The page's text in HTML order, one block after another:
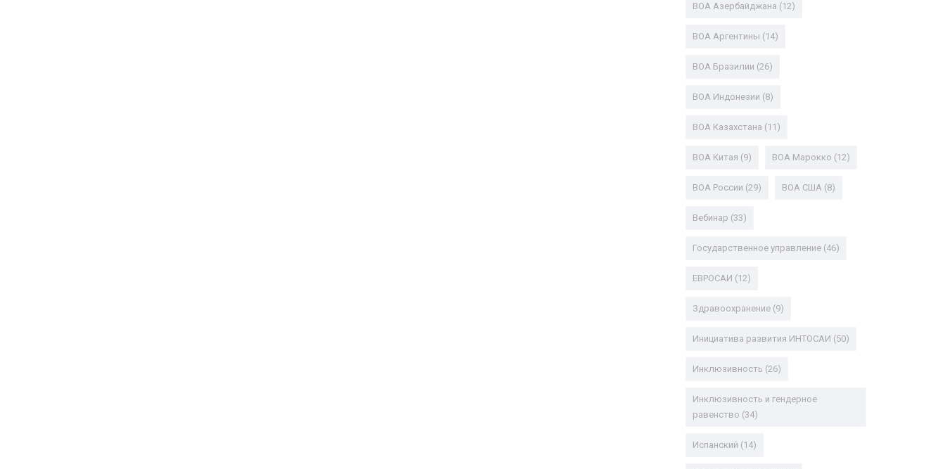
ВОА Азербайджана (12)
ВОА Аргентины (14)
ВОА Бразилии (26)
ВОА Индонезии (8)
ВОА Казахстана (11)
ВОА Китая (9) ВОА Марокко (12)
ВОА России (29) ВОА США (8)
Вебинар (33)
Государственное управление(46)
ЕВРОСАИ (12)
Здравоохранение(9)
Инициатива развития ИНТОСАИ (50)
Инклюзивность (26)
Инклюзивность и гендерное
равенство (34)
Испанский (14)